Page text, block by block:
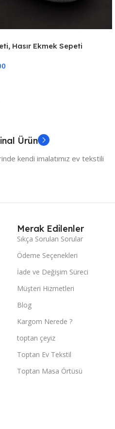
Hasır Ekmek Sepeti
Ürün
kendi imalatımız ev tekstili
Merak Edilenler
Sıkça Sorulan Sorular
Ödeme Seçenekleri
İade ve Değişim Süreci
Müşteri Hizmetleri
Blog
Kargom Nerede ?
toptan çeyiz
Toptan Ev Tekstil
Toptan Masa Örtüsü